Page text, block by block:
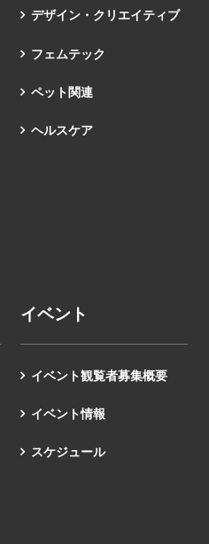
デザイン・クリエイティブ
フェムテック
ペット関連
ヘルスケア
イベント
イベント観覧者募集概要
イベント情報
スケジュール